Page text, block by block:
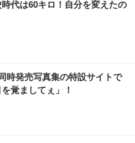
代は60キロ！自分を変えたの
時発売写真集の特設サイトで
覚ましてぇ」！